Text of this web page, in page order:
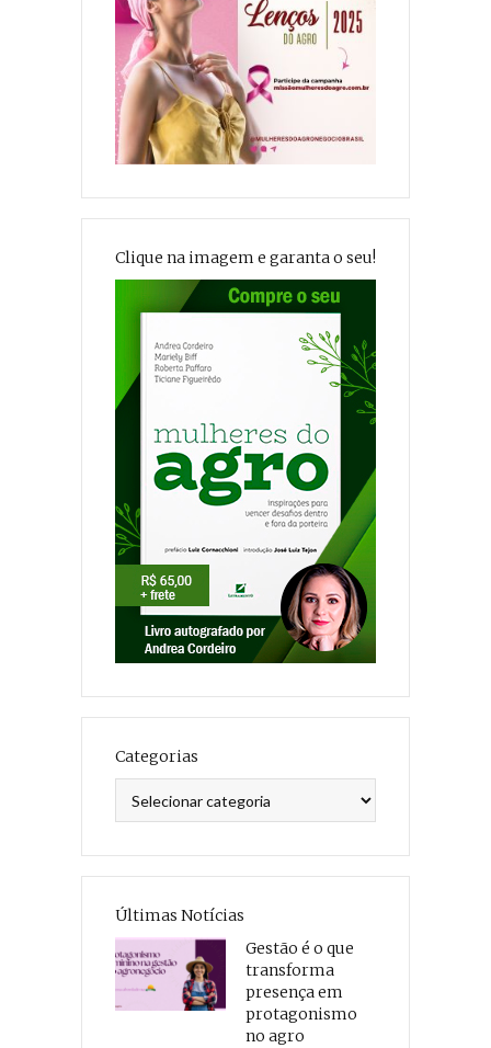
Clique na imagem e garanta o seu!
Categorias
Últimas Notícias
Gestão é o que
transforma
presença em
protagonismo
no agro